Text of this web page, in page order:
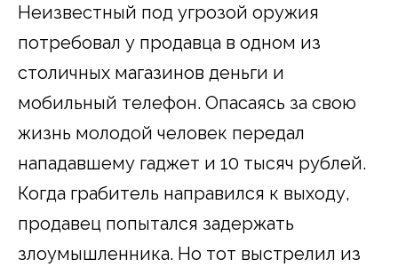
Неизвестный под угрозой оружия
потребовал у продавца в одном из
столичных магазинов деньги и
мобильный телефон. Опасаясь за свою
жизнь молодой человек передал
нападавшему гаджет и 10 тысяч рублей.
Когда грабитель направился к выходу,
продавец попытался задержать
злоумышленника. Но тот выстрелил из